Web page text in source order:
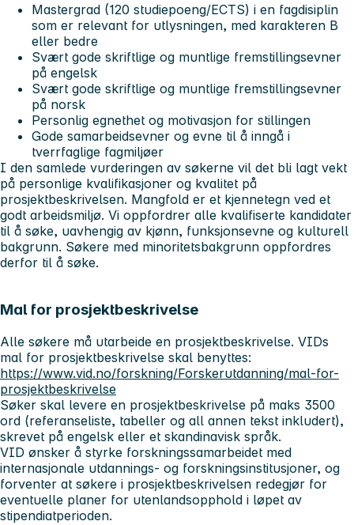
Mastergrad (120 studiepoeng/ECTS) i en fagdisiplin
som er relevant for utlysningen, med karakteren B
eller bedre
Svært gode skriftlige og muntlige fremstillingsevner
på engelsk
Svært gode skriftlige og muntlige fremstillingsevner
på norsk
Personlig egnethet og motivasjon for stillingen
Gode samarbeidsevner og evne til å inngå i
tverrfaglige fagmiljøer
I den samlede vurderingen av søkerne vil det bli lagt vekt
på personlige kvalifikasjoner og kvalitet på
prosjektbeskrivelsen. Mangfold er et kjennetegn ved et
godt arbeidsmiljø. Vi oppfordrer alle kvalifiserte kandidater
til å søke, uavhengig av kjønn, funksjonsevne og kulturell
bakgrunn. Søkere med minoritetsbakgrunn oppfordres
derfor til å søke.
Mal for prosjektbeskrivelse
Alle søkere må utarbeide en prosjektbeskrivelse. VIDs
mal for prosjektbeskrivelse skal benyttes:
https://www.vid.no/forskning/Forskerutdanning/mal-for-
prosjektbeskrivelse
Søker skal levere en prosjektbeskrivelse på maks 3500
ord (referanseliste, tabeller og all annen tekst inkludert),
skrevet på engelsk eller et skandinavisk språk.
VID ønsker å styrke forskningssamarbeidet med
internasjonale utdannings- og forskningsinstitusjoner, og
forventer at søkere i prosjektbeskrivelsen redegjør for
eventuelle planer for utenlandsopphold i løpet av
stipendiatperioden.